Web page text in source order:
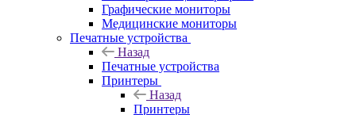
Графические мониторы
Медицинские мониторы
Печатные устройства
Назад
Печатные устройства
Принтеры
Назад
Принтеры